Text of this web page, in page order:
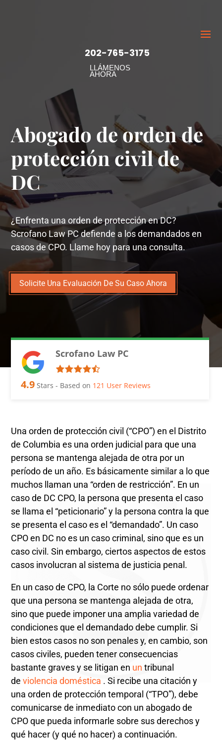
202-765-3175
LLÁMENOS
AHORA
Abogado de orden de
protección civil de
DC
¿Enfrenta una orden de protección en DC?
Scrofano Law PC defiende a los demandados en
casos de CPO. Llame hoy para una consulta.
Solicite Una Evaluación De Su Caso Ahora
Scrofano Law PC
4.9 Stars - Based on 121 User Reviews
Una orden de protección civil (“CPO”) en el Distrito
de Columbia es una orden judicial para que una
persona se mantenga alejada de otra por un
período de un año. Es básicamente similar a lo que
muchos llaman una “orden de restricción”. En un
caso de DC CPO, la persona que presenta el caso
se llama el “peticionario” y la persona contra la que
se presenta el caso es el “demandado”. Un caso
CPO en DC no es un caso criminal, sino que es un
caso civil. Sin embargo, ciertos aspectos de estos
casos involucran al sistema de justicia penal.
En un caso de CPO, la Corte no sólo puede ordenar
que una persona se mantenga alejada de otra,
sino que puede imponer una amplia variedad de
condiciones que el demandado debe cumplir. Si
bien estos casos no son penales y, en cambio, son
casos civiles, pueden tener consecuencias
bastante graves y se litigan en un tribunal
de violencia doméstica . Si recibe una citación y
una orden de protección temporal (“TPO”), debe
comunicarse de inmediato con un abogado de
CPO que pueda informarle sobre sus derechos y
qué hacer (y qué no hacer) a continuación.